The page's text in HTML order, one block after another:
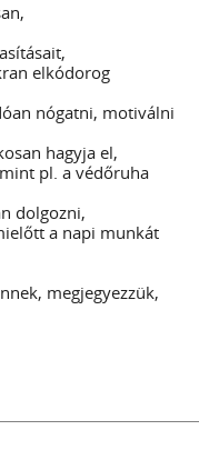
elkódorog
nógatni, motiválni
hagyja el,
pl. a védőruha
dolgozni,
a napi munkát
megjegyezzük,